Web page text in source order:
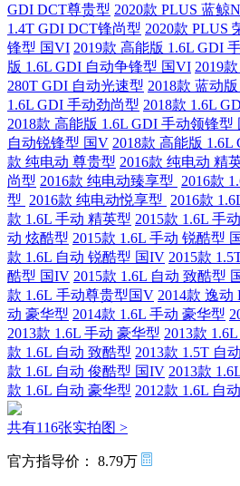
GDI DCT尊贵型 2020款 PLUS 蓝鲸
1.4T GDI DCT锋尚型 2020款 PLUS
锋型 国VI 2019款 高能版 1.6L GDI
版 1.6L GDI 自动争锋型 国VI 2019
280T GDI 自动光速型 2018款 蓝动
1.6L GDI 手动劲尚型 2018款 1.6L
2018款 高能版 1.6L GDI 手动领锋型
自动锐锋型 国V 2018款 高能版
款 纯电动 尊贵型 2016款 纯电动 精
尚型 2016款 纯电动臻享型 2016款
型 2016款 纯电动悦享型 2016款
款 1.6L 手动 精英型 2015款 1.6L 手
动 炫酷型 2015款 1.6L 手动 锐酷型
款 1.6L 自动 锐酷型 国IV 2015款
酷型 国IV 2015款 1.6L 自动 致酷型
款 1.6L 手动尊贵型国V 2014款 逸动
动 豪华型 2014款 1.6L 手动 豪华型
2013款 1.6L 手动 豪华型 2013款
款 1.6L 自动 致酷型 2013款 1.5T 自
款 1.6L 自动 俊酷型 国IV 2013款
款 1.6L 自动 豪华型 2012款 1.6L 自
共有116张实拍图 >
官方指导价： 8.79万